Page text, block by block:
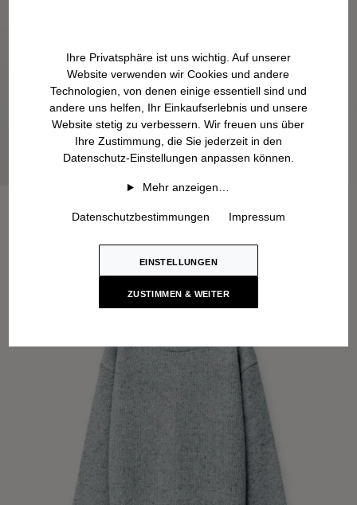
Ihre Privatsphäre ist uns wichtig. Auf unserer
Website verwenden wir Cookies und andere
Technologien, von denen einige essentiell sind und
andere uns helfen, Ihr Einkaufserlebnis und unsere
Website stetig zu verbessern. Wir freuen uns über
Ihre Zustimmung, die Sie jederzeit in den
Datenschutz-Einstellungen anpassen können.
Mehr anzeigen…
Datenschutzbestimmungen Impressum
EINSTELLUNGEN
ZUSTIMMEN & WEITER